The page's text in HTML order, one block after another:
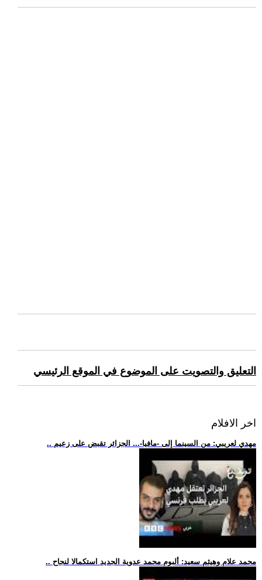
التعليق والتصويت على الموضوع في الموقع الرئيسي
اخر الافلام
.. مهدي لعريبي: من السينما إلى -مافيا-... الجزائر تقبض على زعيم
.. محمد علام وهيثم سعيد: ألبوم محمد عدوية الجديد استكمالا لنجاح